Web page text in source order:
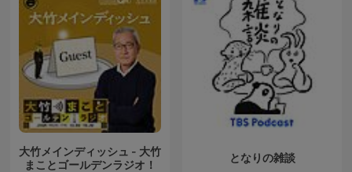
大竹メインディッシュ - 大竹
まことゴールデンラジオ！
となりの雑談